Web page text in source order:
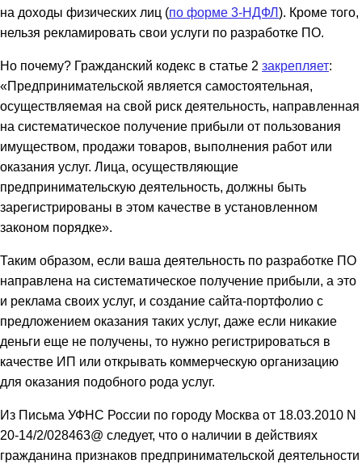
на доходы физических лиц (по форме 3-НДФЛ). Кроме того,
нельзя рекламировать свои услуги по разработке ПО.
Но почему? Гражданский кодекс в статье 2 закрепляет:
«Предпринимательской является самостоятельная,
осуществляемая на свой риск деятельность, направленная
на систематическое получение прибыли от пользования
имуществом, продажи товаров, выполнения работ или
оказания услуг. Лица, осуществляющие
предпринимательскую деятельность, должны быть
зарегистрированы в этом качестве в установленном
законом порядке».
Таким образом, если ваша деятельность по разработке ПО
направлена на систематическое получение прибыли, а это
и реклама своих услуг, и создание сайта-портфолио с
предложением оказания таких услуг, даже если никакие
деньги еще не получены, то нужно регистрироваться в
качестве ИП или открывать коммерческую организацию
для оказания подобного рода услуг.
Из Письма УФНС России по городу Москва от 18.03.2010 N
20-14/2/028463@ следует, что о наличии в действиях
гражданина признаков предпринимательской деятельности